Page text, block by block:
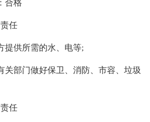
格
任
供所需的水、电等;
部门做好保卫、消防、市容、垃圾
任